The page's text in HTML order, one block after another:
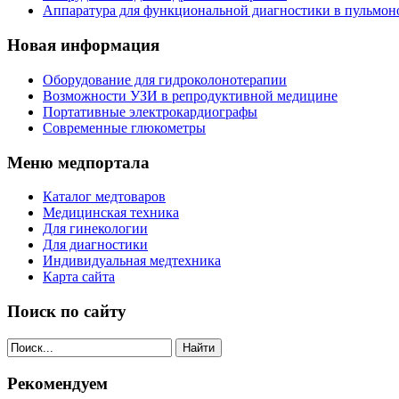
Аппаратура для функциональной диагностики в
Новая информация
Оборудование для гидроколонотерапии
Возможности УЗИ в репродуктивной медицине
Портативные электрокардиографы
Современные глюкометры
Меню медпортала
Каталог медтоваров
Медицинская техника
Для гинекологии
Для диагностики
Индивидуальная медтехника
Карта сайта
Поиск по сайту
Найти
Рекомендуем